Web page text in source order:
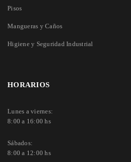
Pisos
Mangueras y Caños
Higiene y Seguridad Industrial
HORARIOS
Lunes a viernes:
8:00 a 16:00 hs
Sábados:
8:00 a 12:00 hs